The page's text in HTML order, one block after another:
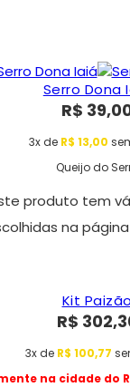
Serro Dona
R$
3x de R$ 13,00
Queijo do
produto tem
na
Kit
R$
3x de R$ 100,77
na cidade do